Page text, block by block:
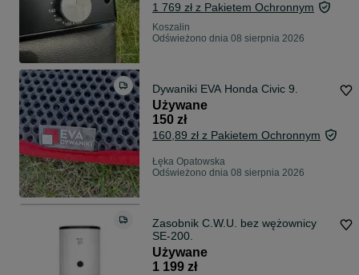
1 769 zł z Pakietem Ochronnym
Koszalin
Odświeżono dnia 08 sierpnia 2026
Dywaniki EVA Honda Civic 9.
Używane
150 zł
160,89 zł z Pakietem Ochronnym
Łęka Opatowska
Odświeżono dnia 08 sierpnia 2026
Zasobnik C.W.U. bez wężownicy
SE-200.
Używane
1 199 zł